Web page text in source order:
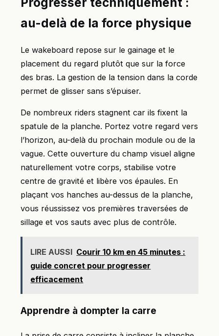
au-delà de la force physique
Le wakeboard repose sur le gainage et le
placement du regard plutôt que sur la force
des bras. La gestion de la tension dans la corde
permet de glisser sans s’épuiser.
De nombreux riders stagnent car ils fixent la
spatule de la planche. Portez votre regard vers
l’horizon, au-delà du prochain module ou de la
vague. Cette ouverture du champ visuel aligne
naturellement votre corps, stabilise votre
centre de gravité et libère vos épaules. En
plaçant vos hanches au-dessus de la planche,
vous réussissez vos premières traversées de
sillage et vos sauts avec plus de contrôle.
LIRE AUSSI Courir 10 km en 45 minutes :
guide concret pour progresser
efficacement
Apprendre à dompter la carre